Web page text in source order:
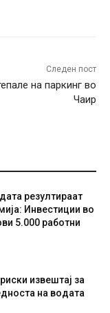
Следен пост
на паркинг во
Чаир
резултираат
Инвестиции во
5.000 работни
извештај за
на водата